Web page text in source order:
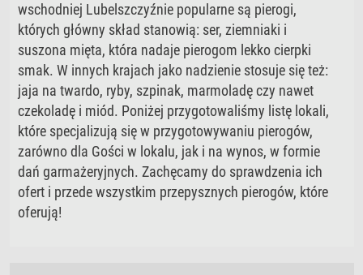
wschodniej Lubelszczyźnie popularne są pierogi,
których główny skład stanowią: ser, ziemniaki i
suszona mięta, która nadaje pierogom lekko cierpki
smak. W innych krajach jako nadzienie stosuje się też:
jaja na twardo, ryby, szpinak, marmoladę czy nawet
czekoladę i miód. Poniżej przygotowaliśmy listę lokali,
które specjalizują się w przygotowywaniu pierogów,
zarówno dla Gości w lokalu, jak i na wynos, w formie
dań garmażeryjnych. Zachęcamy do sprawdzenia ich
ofert i przede wszystkim przepysznych pierogów, które
oferują!